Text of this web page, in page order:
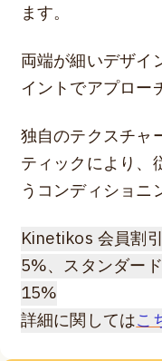
ます。
両端が細いデザイ
イントでアプロー
独自のテクスチャ
ティックにより、
うコンディショニ
Kinetikos 会員割
5%、スタンダー
15%
詳細に関してはこ